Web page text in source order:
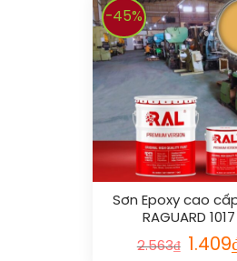
-45%
Sơn Epoxy cao
RAGUARD 1017
2.563₫ 1.409